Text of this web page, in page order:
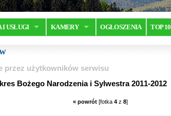
I USŁUGI KAMERY OGŁOSZENIA TOP 10
przez użytkowników serwisu
Okres Bożego Narodzenia i Sylwestra 2011-2012
« powrót [fotka 4 z 8]